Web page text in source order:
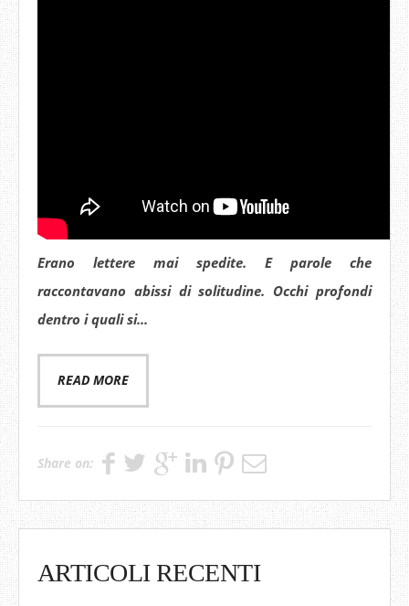
Erano lettere mai spedite. E parole che
raccontavano abissi di solitudine. Occhi profondi
dentro i quali si...
READ MORE
Share on:
ARTICOLI RECENTI